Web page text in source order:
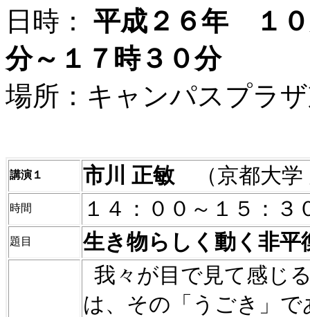
日時：
平成２６年 １
分～１７時３０分
場所：キャンパスプラ
講演１ 市川 正敏 （京都大
時間 １４：００～１５：３
題目
生き物らしく動く非平
我々が目で見て感じ
は、その「うごき」